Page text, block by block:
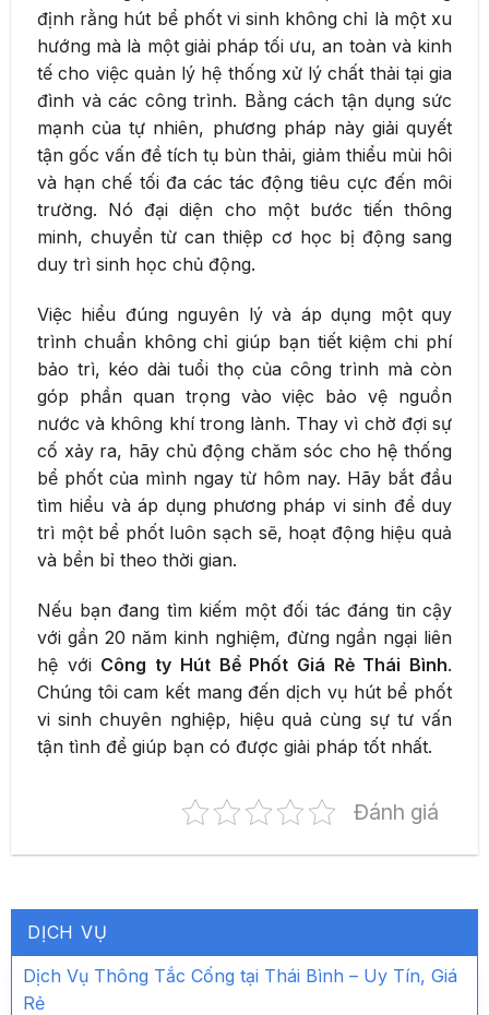
định rằng hút bể phốt vi sinh không chỉ là một xu
hướng mà là một giải pháp tối ưu, an toàn và kinh
tế cho việc quản lý hệ thống xử lý chất thải tại gia
đình và các công trình. Bằng cách tận dụng sức
mạnh của tự nhiên, phương pháp này giải quyết
tận gốc vấn đề tích tụ bùn thải, giảm thiểu mùi hôi
và hạn chế tối đa các tác động tiêu cực đến môi
trường. Nó đại diện cho một bước tiến thông
minh, chuyển từ can thiệp cơ học bị động sang
duy trì sinh học chủ động.
Việc hiểu đúng nguyên lý và áp dụng một quy
trình chuẩn không chỉ giúp bạn tiết kiệm chi phí
bảo trì, kéo dài tuổi thọ của công trình mà còn
góp phần quan trọng vào việc bảo vệ nguồn
nước và không khí trong lành. Thay vì chờ đợi sự
cố xảy ra, hãy chủ động chăm sóc cho hệ thống
bể phốt của mình ngay từ hôm nay. Hãy bắt đầu
tìm hiểu và áp dụng phương pháp vi sinh để duy
trì một bể phốt luôn sạch sẽ, hoạt động hiệu quả
và bền bỉ theo thời gian.
Nếu bạn đang tìm kiếm một đối tác đáng tin cậy
với gần 20 năm kinh nghiệm, đừng ngần ngại liên
hệ với Công ty Hút Bể Phốt Giá Rẻ Thái Bình.
Chúng tôi cam kết mang đến dịch vụ hút bể phốt
vi sinh chuyên nghiệp, hiệu quả cùng sự tư vấn
tận tình để giúp bạn có được giải pháp tốt nhất.
Đánh giá
DỊCH VỤ
Dịch Vụ Thông Tắc Cống tại Thái Bình – Uy Tín, Giá
Rẻ